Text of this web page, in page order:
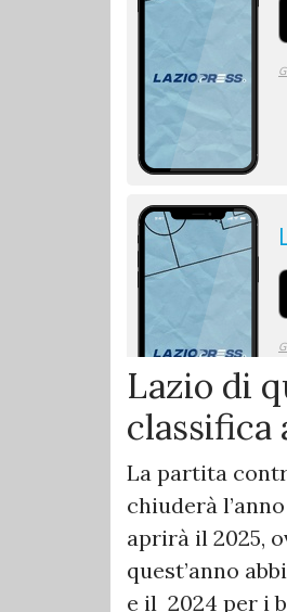
Lazio di
classifica
La partita
chiuderà
aprirà il 2025,
quest’anno
e il 2024 per i